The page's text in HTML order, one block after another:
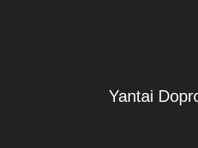
Yantai